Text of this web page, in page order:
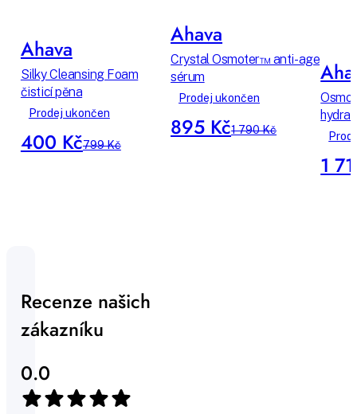
Ahava
Silky Cleansing Foam
čisticí pěna
Prodej ukončen
400 Kč799 Kč
Ahava
Crystal Osmoter™ anti-age
sérum
Prodej ukončen
895 Kč1 790 Kč
1
Recenze našich
zákazníku
0.0